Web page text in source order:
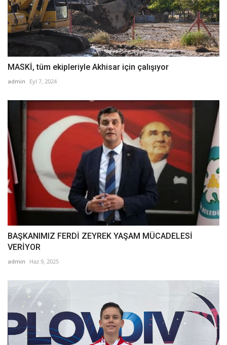
MASKİ, tüm ekipleriyle Akhisar için çalışıyor
admin Eyl 7, 2024
BAŞKANIMIZ FERDİ ZEYREK YAŞAM MÜCADELESİ
VERİYOR
admin Haz 9, 2025